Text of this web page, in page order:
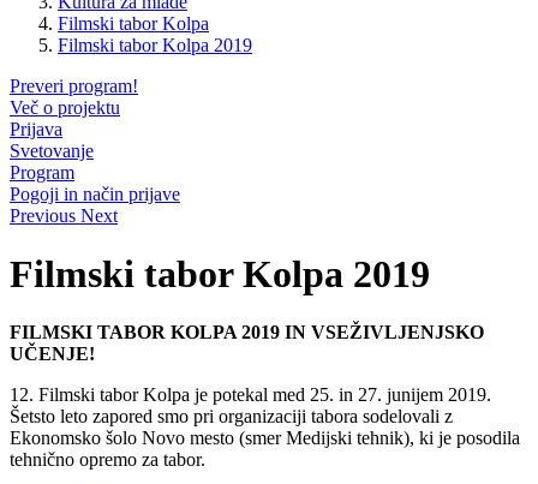
Filmski tabor Kolpa
Filmski tabor Kolpa 2019
Preveri program!
Več o projektu
Prijava
Svetovanje
Program
Pogoji in način prijave
Previous Next
Filmski tabor Kolpa 2019
FILMSKI TABOR KOLPA 2019 IN VSEŽIVLJENJSKO
UČENJE!
12. Filmski tabor Kolpa je potekal med 25. in 27. junijem 2019.
Šetsto leto zapored smo pri organizaciji tabora sodelovali z
Ekonomsko šolo Novo mesto (smer Medijski tehnik), ki je posodila
tehnično opremo za tabor.